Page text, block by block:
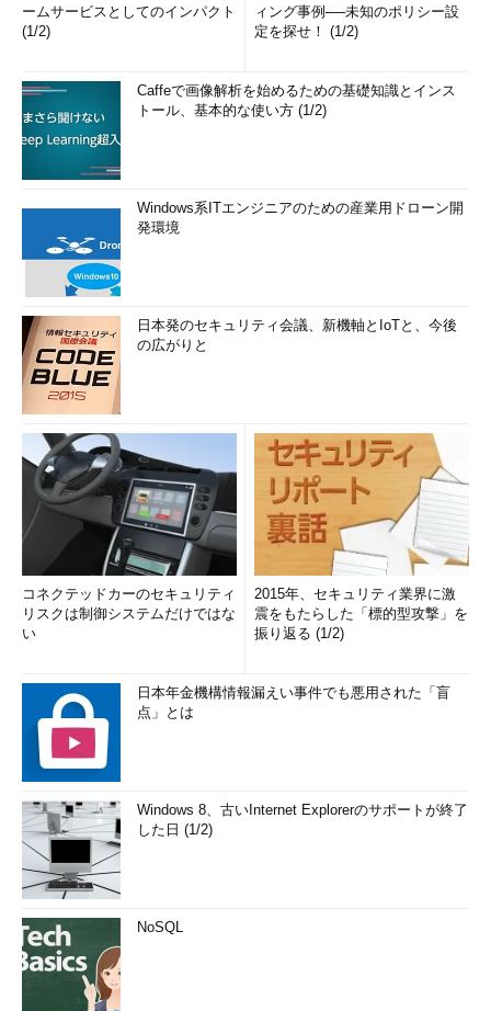
ームサービスとしてのインパクト
(1/2)
ィング事例──未知のポリシー設
定を探せ！ (1/2)
Caffeで画像解析を始めるための基礎知識とインス
トール、基本的な使い方 (1/2)
Windows系ITエンジニアのための産業用ドローン開
発環境
日本発のセキュリティ会議、新機軸とIoTと、今後
の広がりと
コネクテッドカーのセキュリティ
リスクは制御システムだけではな
い
2015年、セキュリティ業界に激
震をもたらした「標的型攻撃」を
振り返る (1/2)
日本年金機構情報漏えい事件でも悪用された「盲
点」とは
Windows 8、古いInternet Explorerのサポートが終了
した日 (1/2)
NoSQL